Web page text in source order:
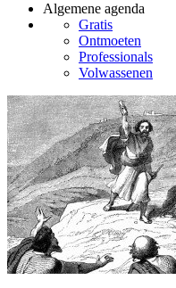
Algemene agenda
Gratis
Ontmoeten
Professionals
Volwassenen